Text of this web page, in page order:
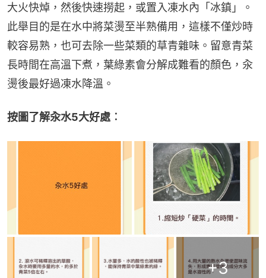
大火快焯，然後快速撈起，或置入凍水內「冰鎮」。
此舉目的是在水中將菜燙至半熟備用，這樣不僅炒時
較容易熟，也可去除一些菜類的草青雜味。留意青菜
長時間在高溫下煮，葉綠素會分解成難看的顏色，汆
燙後最好過凍水降溫。
按圖了解汆水5大好處︰
+3